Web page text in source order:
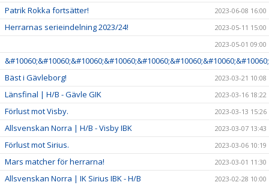
Patrik Rokka fortsätter! 2023-06-08 16:00
Herrarnas serieindelning 2023/24!
2023-05-11 15:00
2023-05-01 09:00
Bäst i Gävleborg!
2023-03-21 10:08
Länsfinal | H/B - Gävle GIK 2023-03-16 18:22
Förlust mot Visby. 2023-03-13 15:26
Allsvenskan Norra | H/B - Visby IBK 2023-03-07 13:43
Förlust mot Sirius. 2023-03-06 10:19
Mars matcher för herrarna! 2023-03-01 11:30
Allsvenskan Norra | IK Sirius IBK - H/B 2023-02-28 10:00